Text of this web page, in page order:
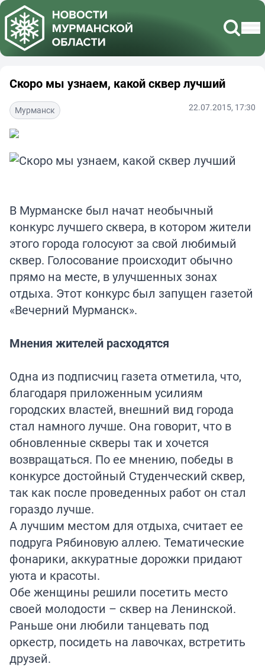
Скоро мы узнаем, какой сквер лучший
Мурманск 22.07.2015, 17:30
В Мурманске был начат необычный
конкурс лучшего сквера, в котором жители
этого города голосуют за свой любимый
сквер. Голосование происходит обычно
прямо на месте, в улучшенных зонах
отдыха. Этот конкурс был запущен газетой
«Вечерний Мурманск».
Мнения жителей расходятся
Одна из подписчиц газета отметила, что,
благодаря приложенным усилиям
городских властей, внешний вид города
стал намного лучше. Она говорит, что в
обновленные скверы так и хочется
возвращаться. По ее мнению, победы в
конкурсе достойный Студенческий сквер,
так как после проведенных работ он стал
гораздо лучше.
А лучшим местом для отдыха, считает ее
подруга Рябиновую аллею. Тематические
фонарики, аккуратные дорожки придают
уюта и красоты.
Обе женщины решили посетить место
своей молодости – сквер на Ленинской.
Раньше они любили танцевать под
оркестр, посидеть на лавочках, встретить
друзей.